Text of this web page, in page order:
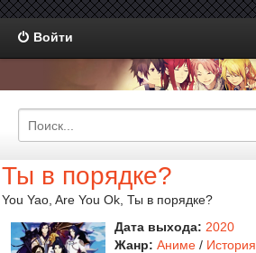
Войти
Ты в порядке?
You Yao, Are You Ok, Ты в порядке?
Дата выхода: 2020
Жанр: Аниме / История